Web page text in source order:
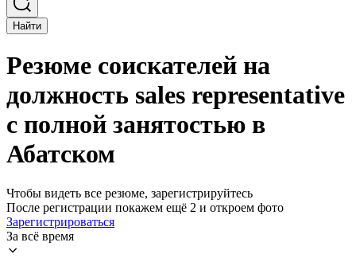
Найти
Резюме соискателей на
должность sales representative
с полной занятостью в
Абатском
Чтобы видеть все резюме, зарегистрируйтесь
После регистрации покажем ещё 2 и откроем фото
Зарегистрироваться
За всё время